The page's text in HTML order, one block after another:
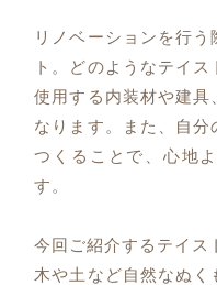
リノベーションを行
ト。どのようなテイス
使用する内装材や建具
なります。また、自分
つくることで、心地
す。
今回ご紹介するテイス
木や土など自然なぬく